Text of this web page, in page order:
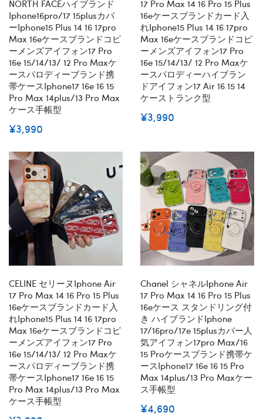
NORTH FACEハイブランド
Iphone16pro/17 15plusカバ
ーiphone15 Plus 14 16 17pro
Max 16eケースブランドコピ
ーメンズアイフォン17 Pro
16e 15/14/13/ 12 Pro Maxケ
ースパロディーブランド携
帯ケースiphone17 16e 16 15
Pro Max 14plus/13 Pro Max
ケース手帳型
¥3,990
17 Pro Max 14 16 Pro 15 Plus
16eケースブランドカード入
れiphone15 Plus 14 16 17pro
Max 16eケースブランドコピ
ーメンズアイフォン17 Pro
16e 15/14/13/ 12 Pro Maxケ
ースパロディーハイブラン
ドアイフォン17 Air 16 15 14
ケーストランク型
¥3,990
CELINE セリーヌiphone Air
17 Pro Max 14 16 Pro 15 Plus
16eケースブランドカード入
れiphone15 Plus 14 16 17pro
Max 16eケースブランドコピ
ーメンズアイフォン17 Pro
16e 15/14/13/ 12 Pro Maxケ
ースパロディーブランド携
帯ケースiphone17 16e 16 15
Pro Max 14plus/13 Pro Max
ケース手帳型
Chanel シャネルiphone Air
17 Pro Max 14 16 Pro 15 Plus
16eケース スタンドリング付
き ハイブランドiphone
17/16pro/17e 15plusカバー人
気アイフォン17pro Max/16
15 Proケースブランド携帯ケ
ースiphone17 16e 16 15 Pro
Max 14plus/13 Pro Maxケー
ス手帳型
¥4,690